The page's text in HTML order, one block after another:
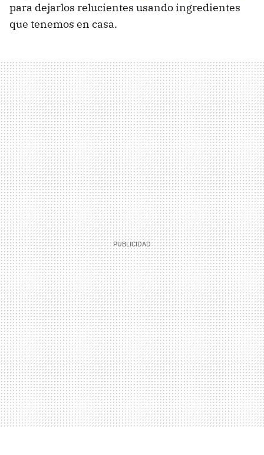
para dejarlos relucientes usando ingredientes
que tenemos en casa.